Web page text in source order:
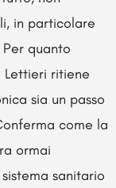
in particolare
quanto
Lettieri ritiene
sia un passo
come la
ormai
sanitario